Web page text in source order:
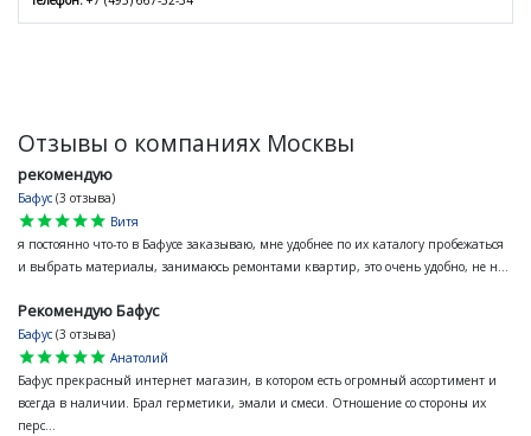
Отзывы о компаниях Москвы
рекомендую
Бафус (3 отзыва)
star
star
star
star
star
Витя
я постоянно что-то в Бафусе заказываю, мне удобнее по их каталогу пробежаться
и выбрать материалы, занимаюсь ремонтами квартир, это очень удобно, не н...
Рекомендую Бафус
Бафус (3 отзыва)
star
star
star
star
star
Анатолий
Бафус прекрасный интернет магазин, в котором есть огромный ассортимент и
всегда в наличии. Брал герметики, эмали и смеси. Отношение со стороны их
перс...